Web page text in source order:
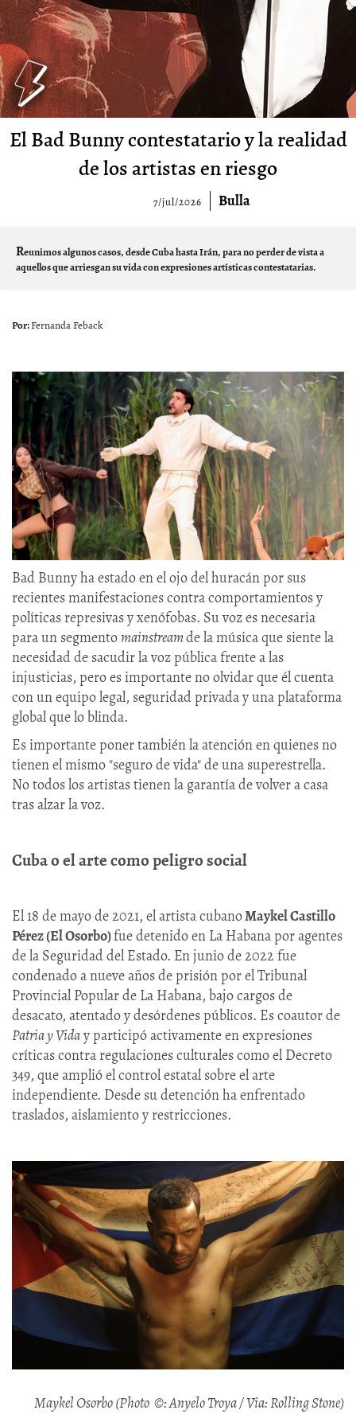
El Bad Bunny contestatario y la realidad
de los artistas en riesgo
7/jul/2026 Bulla
Reunimos algunos casos, desde Cuba hasta Irán, para no perder de vista a
aquellos que arriesgan su vida con expresiones artísticas contestatarias.
Fernanda Feback
Bad Bunny ha estado en el ojo del huracán por sus
recientes manifestaciones contra comportamientos y
políticas represivas y xenófobas. Su voz es necesaria
para un segmentomainstreamde la música que siente la
necesidad de sacudir la voz pública frente a las
injusticias, pero es importante no olvidar que él cuenta
con un equipo legal, seguridad privada y una plataforma
global que lo blinda.
Es importante poner también la atención en quienes no
tienen el mismo "seguro de vida" de una superestrella.
No todos los artistas tienen la garantía de volver a casa
tras alzar la voz.
Cuba o el arte como peligro social
El 18 de mayo de 2021, el artista cubanoMaykel Castillo
Pérez (El Osorbo)fue detenido en La Habana por agentes
de la Seguridad del Estado. En junio de 2022 fue
condenado a nueve años de prisión por el Tribunal
Provincial Popular de La Habana, bajo cargos de
desacato, atentado y desórdenes públicos. Es coautor de
Patria y Viday participó activamente en expresiones
críticas contra regulaciones culturales como el Decreto
349, que amplió el control estatal sobre el arte
independiente. Desde su detención ha enfrentado
traslados, aislamiento y restricciones.
Maykel Osorbo (Photo ©: Anyelo Troya / Via: Rolling Stone)